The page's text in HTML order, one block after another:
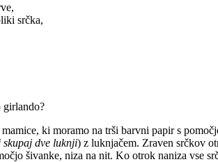
srčka,
girlando?
ki moramo na trši barvni papir s
skupaj dve luknji) z luknjačem. Zraven srčkov
šivanke, niza na nit. Ko otrok naniza vse